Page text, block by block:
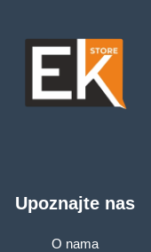
Upoznajte nas
O nama